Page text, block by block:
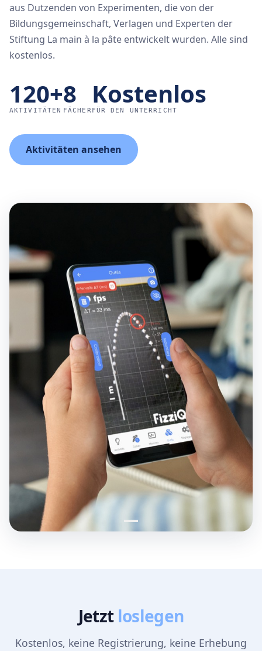
aus Dutzenden von Experimenten, die von der
Bildungsgemeinschaft, Verlagen und Experten der
Stiftung La main à la pâte entwickelt wurden. Alle sind
kostenlos.
120+
AKTIVITÄTEN
8
FÄCHER
Kostenlos
FÜR DEN UNTERRICHT
Aktivitäten ansehen
Jetzt loslegen
Kostenlos, keine Registrierung, keine Erhebung